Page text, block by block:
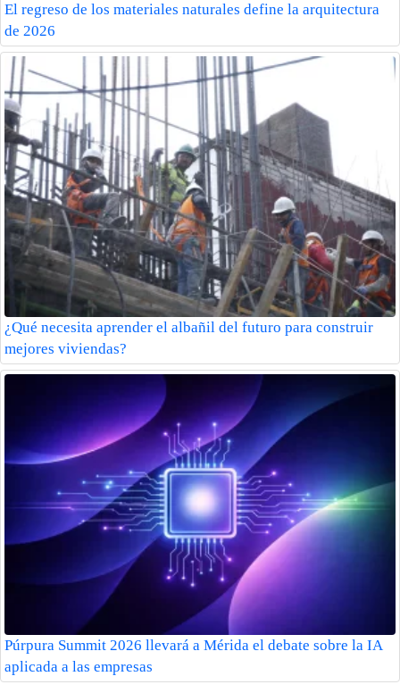
El regreso de los materiales naturales define la arquitectura
de 2026
¿Qué necesita aprender el albañil del futuro para construir
mejores viviendas?
Púrpura Summit 2026 llevará a Mérida el debate sobre la IA
aplicada a las empresas